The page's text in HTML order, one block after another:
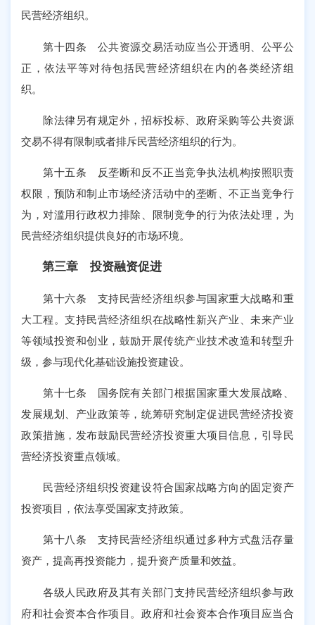
民营经济组织。
第十四条 公共资源交易活动应当公开透明、公平公
正，依法平等对待包括民营经济组织在内的各类经济组
织。
除法律另有规定外，招标投标、政府采购等公共资源
交易不得有限制或者排斥民营经济组织的行为。
第十五条 反垄断和反不正当竞争执法机构按照职责
权限，预防和制止市场经济活动中的垄断、不正当竞争行
为，对滥用行政权力排除、限制竞争的行为依法处理，为
民营经济组织提供良好的市场环境。
第三章 投资融资促进
第十六条 支持民营经济组织参与国家重大战略和重
大工程。支持民营经济组织在战略性新兴产业、未来产业
等领域投资和创业，鼓励开展传统产业技术改造和转型升
级，参与现代化基础设施投资建设。
第十七条 国务院有关部门根据国家重大发展战略、
发展规划、产业政策等，统筹研究制定促进民营经济投资
政策措施，发布鼓励民营经济投资重大项目信息，引导民
营经济投资重点领域。
民营经济组织投资建设符合国家战略方向的固定资产
投资项目，依法享受国家支持政策。
第十八条 支持民营经济组织通过多种方式盘活存量
资产，提高再投资能力，提升资产质量和效益。
各级人民政府及其有关部门支持民营经济组织参与政
府和社会资本合作项目。政府和社会资本合作项目应当合